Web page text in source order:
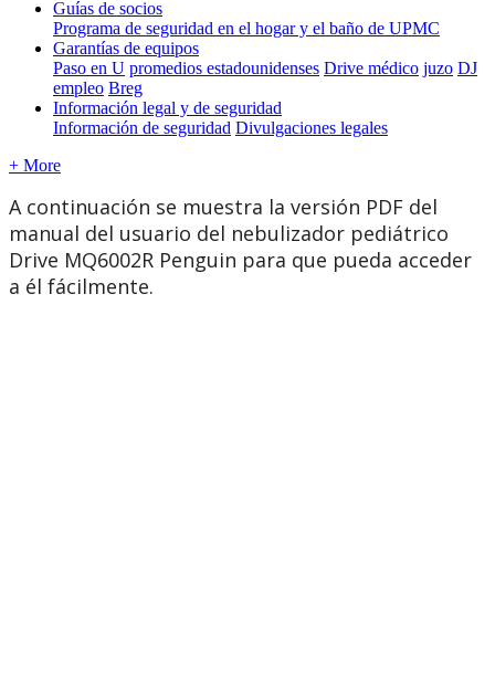
Guías de socios
Programa de seguridad en el hogar y el baño de UPMC
Garantías de equipos
Paso en U promedios estadounidenses Drive médico juzo DJ
empleo Breg
Información legal y de seguridad
Información de seguridad Divulgaciones legales
+ More
A continuación se muestra la versión PDF del
manual del usuario del nebulizador pediátrico
Drive MQ6002R Penguin para que pueda acceder
a él fácilmente.